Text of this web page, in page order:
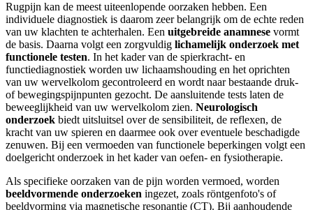
Rugpijn kan de meest uiteenlopende oorzaken hebben. Een
individuele diagnostiek is daarom zeer belangrijk om de echte reden
van uw klachten te achterhalen. Een uitgebreide anamnese vormt
de basis. Daarna volgt een zorgvuldig lichamelijk onderzoek met
functionele testen. In het kader van de spierkracht- en
functiediagnostiek worden uw lichaamshouding en het oprichten
van uw wervelkolom gecontroleerd en wordt naar bestaande druk-
of bewegingspijnpunten gezocht. De aansluitende tests laten de
beweeglijkheid van uw wervelkolom zien. Neurologisch
onderzoek biedt uitsluitsel over de sensibiliteit, de reflexen, de
kracht van uw spieren en daarmee ook over eventuele beschadigde
zenuwen. Bij een vermoeden van functionele beperkingen volgt een
doelgericht onderzoek in het kader van oefen- en fysiotherapie.
Als specifieke oorzaken van de pijn worden vermoed, worden
beeldvormende onderzoeken ingezet, zoals röntgenfoto's of
beeldvorming via magnetische resonantie (CT). Bij aanhoudende